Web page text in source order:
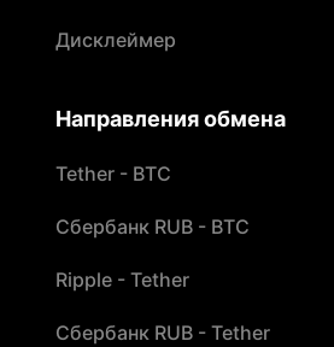
Дисклеймер
Направления обмена
Tether - BTC
Сбербанк RUB - BTC
Ripple - Tether
Сбербанк RUB - Tether